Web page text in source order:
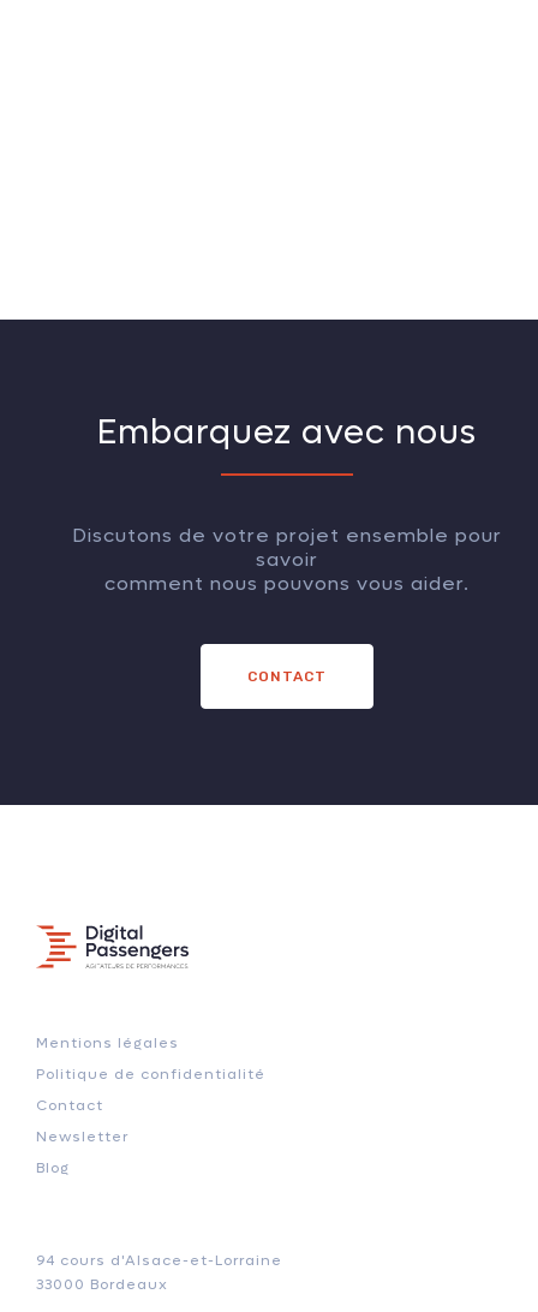
Embarquez avec nous
Discutons de votre projet ensemble pour
savoir
comment nous pouvons vous aider.
CONTACT
Mentions légales
Politique de confidentialité
Contact
Newsletter
Blog
94 cours d'Alsace-et-Lorraine
33000 Bordeaux